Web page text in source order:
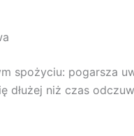
spożyciu: pogarsza
niż czas